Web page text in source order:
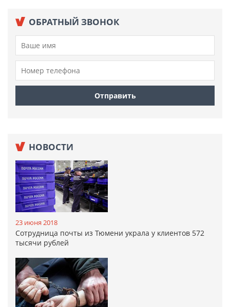
ОБРАТНЫЙ ЗВОНОК
НОВОСТИ
23 июня 2018
Сотрудница почты из Тюмени украла у клиентов 572
тысячи рублей